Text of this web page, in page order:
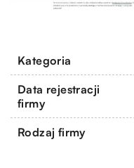
Kategoria
Data rejestracji
firmy
Rodzaj firmy